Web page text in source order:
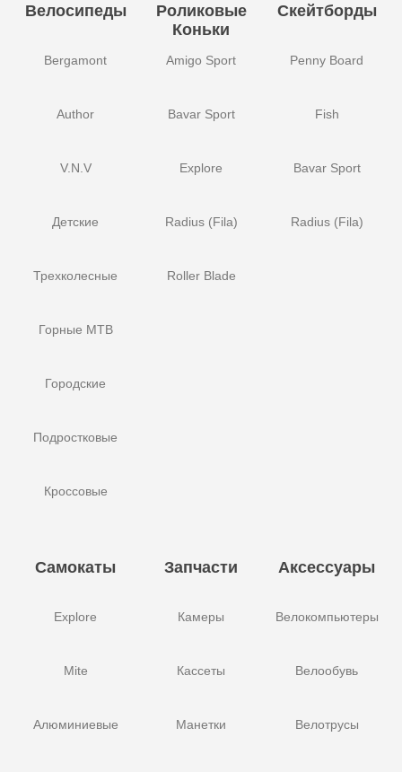
Велосипеды
Bergamont
Author
V.N.V
Детские
Трехколесные
Горные MTB
Городские
Подростковые
Кроссовые
Роликовые
Коньки
Amigo Sport
Bavar Sport
Explore
Radius (Fila)
Roller Blade
Скейтборды
Penny Board
Fish
Bavar Sport
Radius (Fila)
Самокаты
Explore
Mite
Алюминиевые
Запчасти
Камеры
Кассеты
Манетки
Аксессуары
Велокомпьютеры
Велообувь
Велотрусы